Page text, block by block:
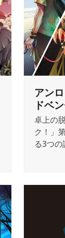
アン
ドベ
卓上の
ク！」
る3つの